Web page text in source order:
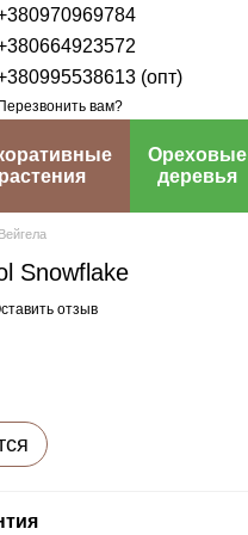
(опт)
вам?
растения
Ореховые
деревья
Вейгела
Snowflake
отзыв